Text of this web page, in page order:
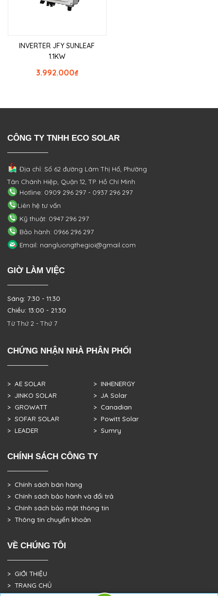
INVERTER JFY SUNLEAF
1.1KW
₫
3.992.000
CÔNG TY TNHH ECO SOLAR
Địa chỉ: Số 62 đường Lâm Thị Hố, Phường
Tân Chánh Hiệp, Quận 12, TP. Hồ Chí Minh
Hotline: 0909 296 297 - 0937 296 297
Liên hệ tư vấn
Kỹ thuật: 0947 296 297
Bảo hành: 0966 296 297
Email: nangluongthegioi@gmail.com
GIỜ LÀM VIỆC
Sáng: 7:30 - 11:30
Chiều: 13:00 - 21:30
Từ Thứ 2 - Thứ 7
CHỨNG NHẬN NHÀ PHÂN PHỐI
> AE SOLAR
> JINKO SOLAR
> GROWATT
> SOFAR SOLAR
> LEADER
> INHENERGY
> JA Solar
> Canadian
> Powitt Solar
> Sumry
CHÍNH SÁCH CÔNG TY
> Chính sách bán hàng
> Chính sách bảo hành và đổi trả
> Chính sách bảo mật thông tin
> Thông tin chuyển khoản
VỀ CHÚNG TÔI
> GIỚI THIỆU
> TRANG CHỦ